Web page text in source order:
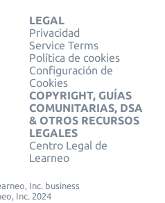
LEGAL
Privacidad
Service Terms
Política de cookies
Configuración de
Cookies
COPYRIGHT, GUÍAS
COMUNITARIAS, DSA
& OTROS RECURSOS
LEGALES
Centro Legal de
Learneo
Inc. business
Inc. 2024